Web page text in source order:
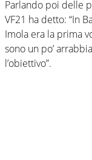
Parlando poi delle
VF21 ha detto: “In
Imola era la prima
sono un po’
l’obiettivo”.